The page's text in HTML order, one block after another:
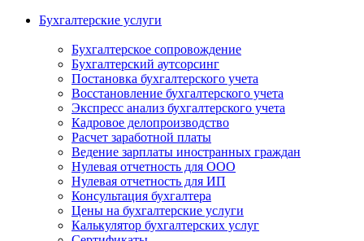
Бухгалтерские услуги
Бухгалтерское сопровождение
Бухгалтерский аутсорсинг
Постановка бухгалтерского учета
Восстановление бухгалтерского учета
Экспресс анализ бухгалтерского учета
Кадровое делопроизводство
Расчет заработной платы
Ведение зарплаты иностранных граждан
Нулевая отчетность для ООО
Нулевая отчетность для ИП
Консультация бухгалтера
Цены на бухгалтерские услуги
Калькулятор бухгалтерских услуг